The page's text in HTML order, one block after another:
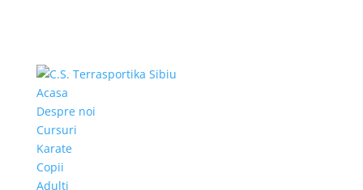
Acasa
Despre noi
Cursuri
Karate
Copii
Adulti